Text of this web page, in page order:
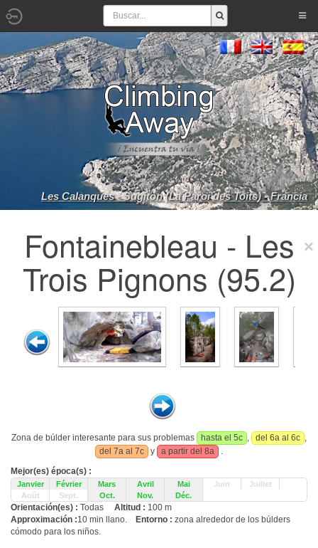
Les Calanques - Sugiton (La Paroi des Toits) - Francia
Fontainebleau - Les
Trois Pignons (95.2)
Zona de búlder interesante para sus problemas hasta el 5c , del 6a al 6c ,
del 7a al 7c
y a partir del 8a
.
Mejor(es) época(s) :
Janvier Février Mars Avril Mai Juin
Juillet
Août
Sept. Oct. Nov. Déc.
Orientación(es) : Todas Altitud : 100 m
Approximación :10 min llano. Entorno : zona alrededor de los búlders
cómodo para los niños.